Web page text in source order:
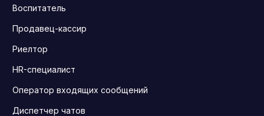
Воспитатель
Продавец-кассир
Риелтор
HR-специалист
Оператор входящих сообщений
Диспетчер чатов